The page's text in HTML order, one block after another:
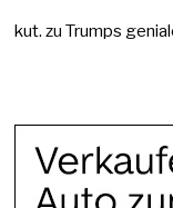
kut. zuTrumps